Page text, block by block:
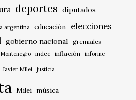
deportes diputados
argentina educación elecciones
gobierno nacional gremiales
indec inflación informe
Javier Milei justicia
Milei música